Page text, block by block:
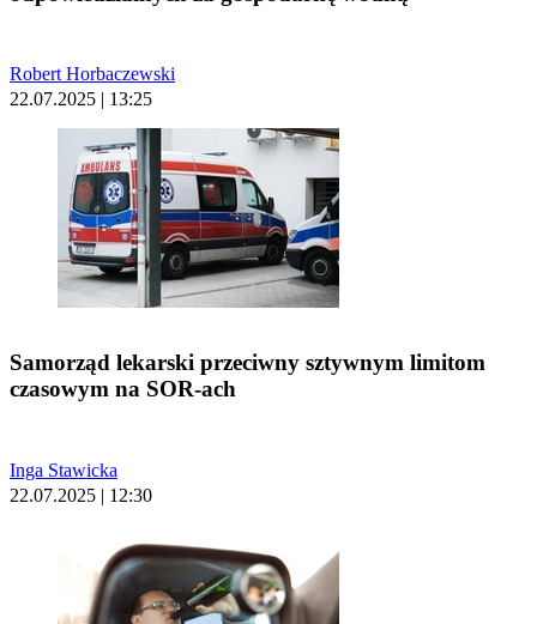
Robert Horbaczewski
22.07.2025 | 13:25
Samorząd lekarski przeciwny sztywnym limitom
czasowym na SOR-ach
Inga Stawicka
22.07.2025 | 12:30